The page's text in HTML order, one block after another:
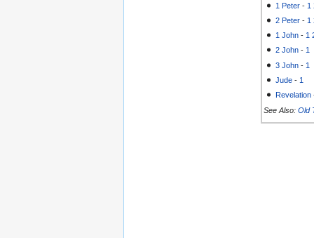
1 Peter - 1
2 Peter - 1
1 John - 1
2 John - 1
3 John - 1
Jude - 1
Revelation
See Also: Old